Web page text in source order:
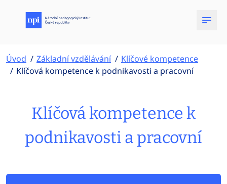
Úvod Základní vzdělávání
Klíčové kompetence
Klíčová kompetence k podnikavosti a pracovní
Klíčová kompetence k
podnikavosti a pracovní